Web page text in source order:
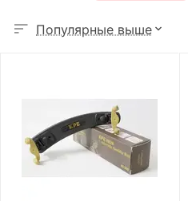
Популярные выше